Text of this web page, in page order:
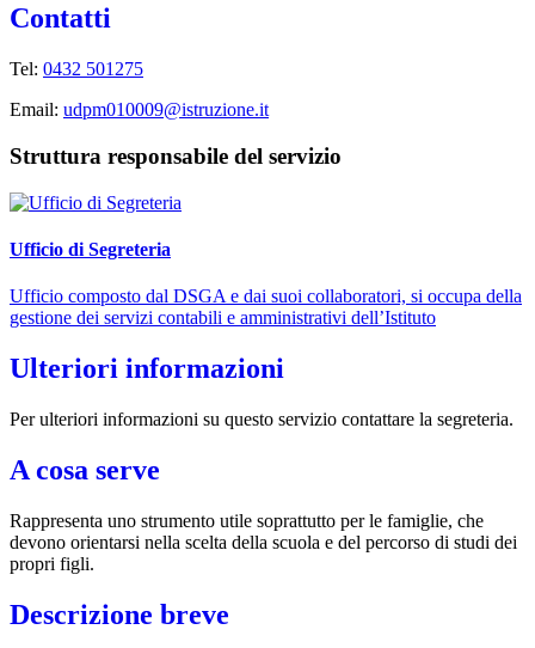
Contatti
Tel: 0432 501275
Email: udpm010009@istruzione.it
Struttura responsabile del servizio
Ufficio di Segreteria
Ufficio composto dal DSGA e dai suoi collaboratori, si occupa della
gestione dei servizi contabili e amministrativi dell’Istituto
Ulteriori informazioni
Per ulteriori informazioni su questo servizio contattare la segreteria.
A cosa serve
Rappresenta uno strumento utile soprattutto per le famiglie, che
devono orientarsi nella scelta della scuola e del percorso di studi dei
propri figli.
Descrizione breve